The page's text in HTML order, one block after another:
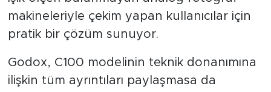
makineleriyle çekim yapan kullanıcılar için
pratik bir çözüm sunuyor.
Godox, C100 modelinin teknik donanımına
ilişkin tüm ayrıntıları paylaşmasa da